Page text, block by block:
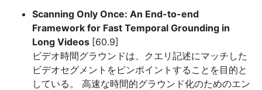
Scanning Only Once: An End-to-end
Framework for Fast Temporal Grounding in
Long Videos [60.9]
ビデオ時間グラウンドは、クエリ記述にマッチした
ビデオセグメントをピンポイントすることを目的と
している。 高速な時間的グラウンド化のためのエン